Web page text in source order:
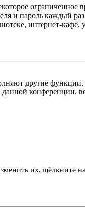
ограниченное
и пароль каждый
интернет-кафе,
другие
конференции,
их, щёлкните